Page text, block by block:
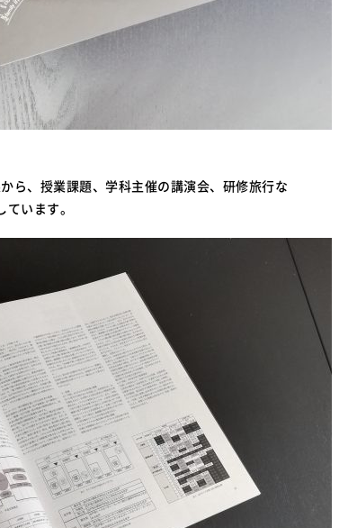
ら、授業課題、学科主催の講演会、研修旅行な
います。